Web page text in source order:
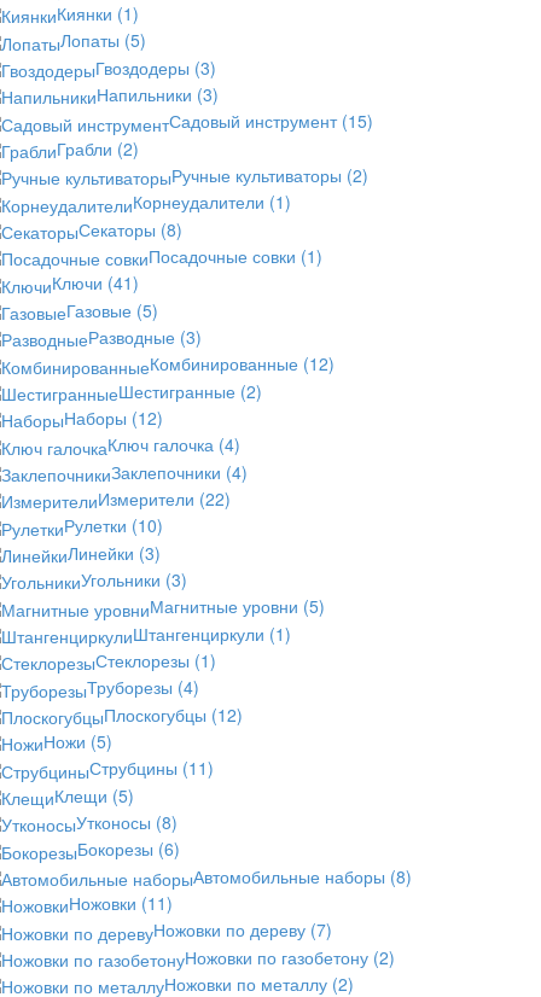
Киянки (1)
Лопаты (5)
Гвоздодеры (3)
Напильники (3)
Садовый инструмент (15)
Грабли (2)
Ручные культиваторы (2)
Корнеудалители (1)
Секаторы (8)
Посадочные совки (1)
Ключи (41)
Газовые (5)
Разводные (3)
Комбинированные (12)
Шестигранные (2)
Наборы (12)
Ключ галочка (4)
Заклепочники (4)
Измерители (22)
Рулетки (10)
Линейки (3)
Угольники (3)
Магнитные уровни (5)
Штангенциркули (1)
Стеклорезы (1)
Труборезы (4)
Плоскогубцы (12)
Ножи (5)
Струбцины (11)
Клещи (5)
Утконосы (8)
Бокорезы (6)
Автомобильные наборы (8)
Ножовки (11)
Ножовки по дереву (7)
Ножовки по газобетону (2)
Ножовки по металлу (2)